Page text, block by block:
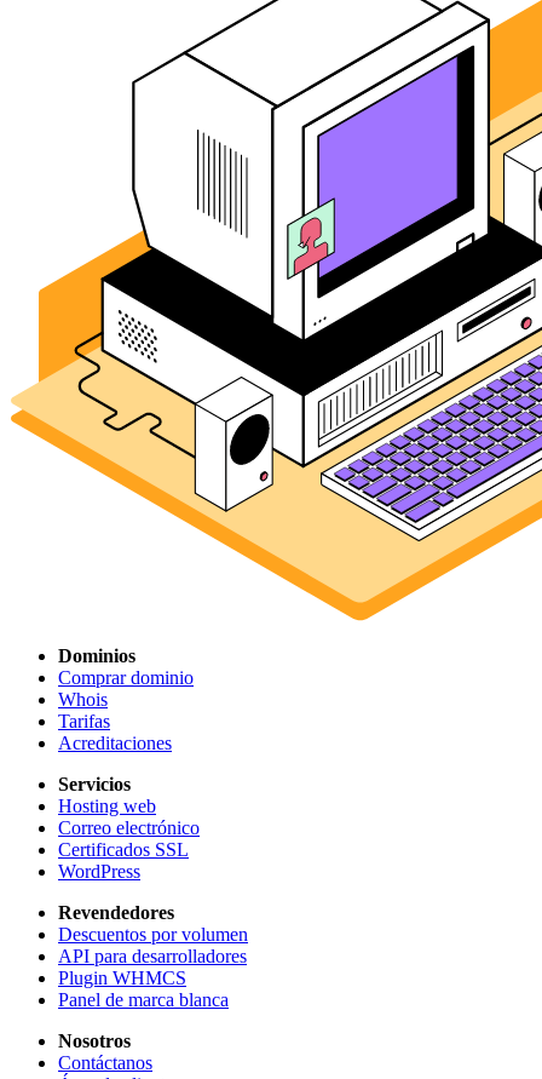
Dominios
Comprar dominio
Whois
Tarifas
Acreditaciones
Servicios
Hosting web
Correo electrónico
Certificados SSL
WordPress
Revendedores
Descuentos por volumen
API para desarrolladores
Plugin WHMCS
Panel de marca blanca
Nosotros
Contáctanos